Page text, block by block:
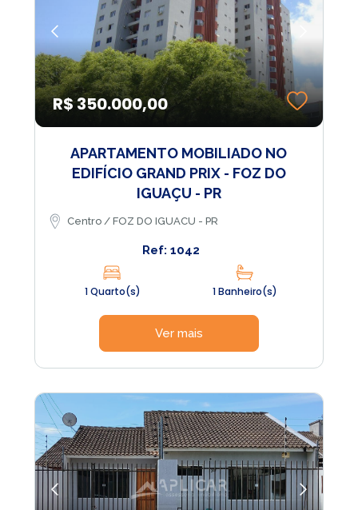
R$ 350.000,00
APARTAMENTO MOBILIADO NO
EDIFÍCIO GRAND PRIX - FOZ DO
IGUAÇU - PR
Centro / FOZ DO IGUACU - PR
Ref: 1042
1 Quarto(s) 1 Banheiro(s)
Ver mais